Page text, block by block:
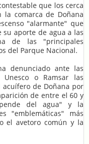
que los cerca
la comarca de Doñana
"alarmante" que
su aporte de agua a las
de las "principales
del Parque Nacional.
denunciado ante las
Unesco o Ramsar las
acuífero de Doñana por
de entre el 60 y
del agua" y la
"emblemáticas" más
el avetoro común y la